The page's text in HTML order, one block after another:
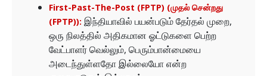
First-Past-The-Post (FPTP) (முதல் சென்றது
(FPTP)): இந்தியாவில் பயன்படும் தேர்தல் முறை,
ஒரு நிலத்தில் அதிகமான ஓட்டுகளை பெற்ற
வேட்பாளர் வெல்லும், பெரும்பான்மையை
அடைந்துள்ளதோ இல்லையோ என்ற